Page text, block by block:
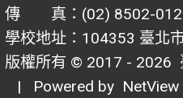
傳 真：(02) 8502-
學校地址：104353 臺北
版權所有 © 2017 - 2026
| Powered by NetView